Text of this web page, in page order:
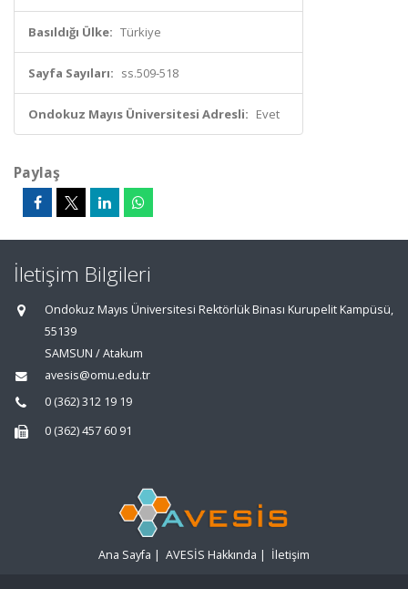
Basıldığı Ülke: Türkiye
Sayfa Sayıları: ss.509-518
Ondokuz Mayıs Üniversitesi Adresli: Evet
Paylaş
İletişim Bilgileri
Ondokuz Mayıs Üniversitesi Rektörlük Binası Kurupelit Kampüsü,
55139
SAMSUN / Atakum
avesis@omu.edu.tr
0 (362) 312 19 19
0 (362) 457 60 91
Ana Sayfa | AVESİS Hakkında | İletişim